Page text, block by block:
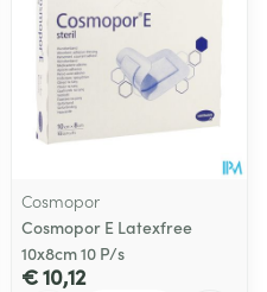
Cosmopor
Cosmopor E Latexfree
10x8cm 10 P/s
€ 10,12